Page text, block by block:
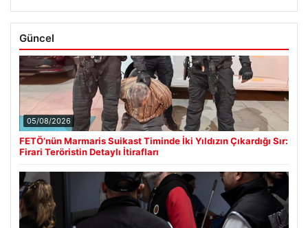
Güncel
05/08/2026
FETÖ’nün Marmaris Suikast Timinde İki Yıldızın Çıkardığı Sır:
Firari Teröristin Detaylı İtirafları